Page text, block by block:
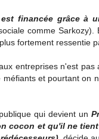
financée grâce à
comme
fortement ressentie
entreprises n'est
et pourtant on
qui devient un
cocon et qu'il ne